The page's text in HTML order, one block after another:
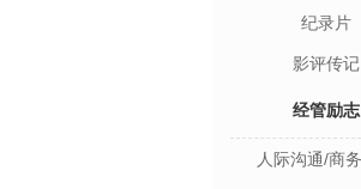
纪录片
影评传记
经管励志
人际沟通/商